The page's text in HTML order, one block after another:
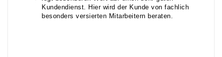
Kundendienst. Hier wird der Kunde von fachlich
besonders versierten Mitarbeitern beraten.